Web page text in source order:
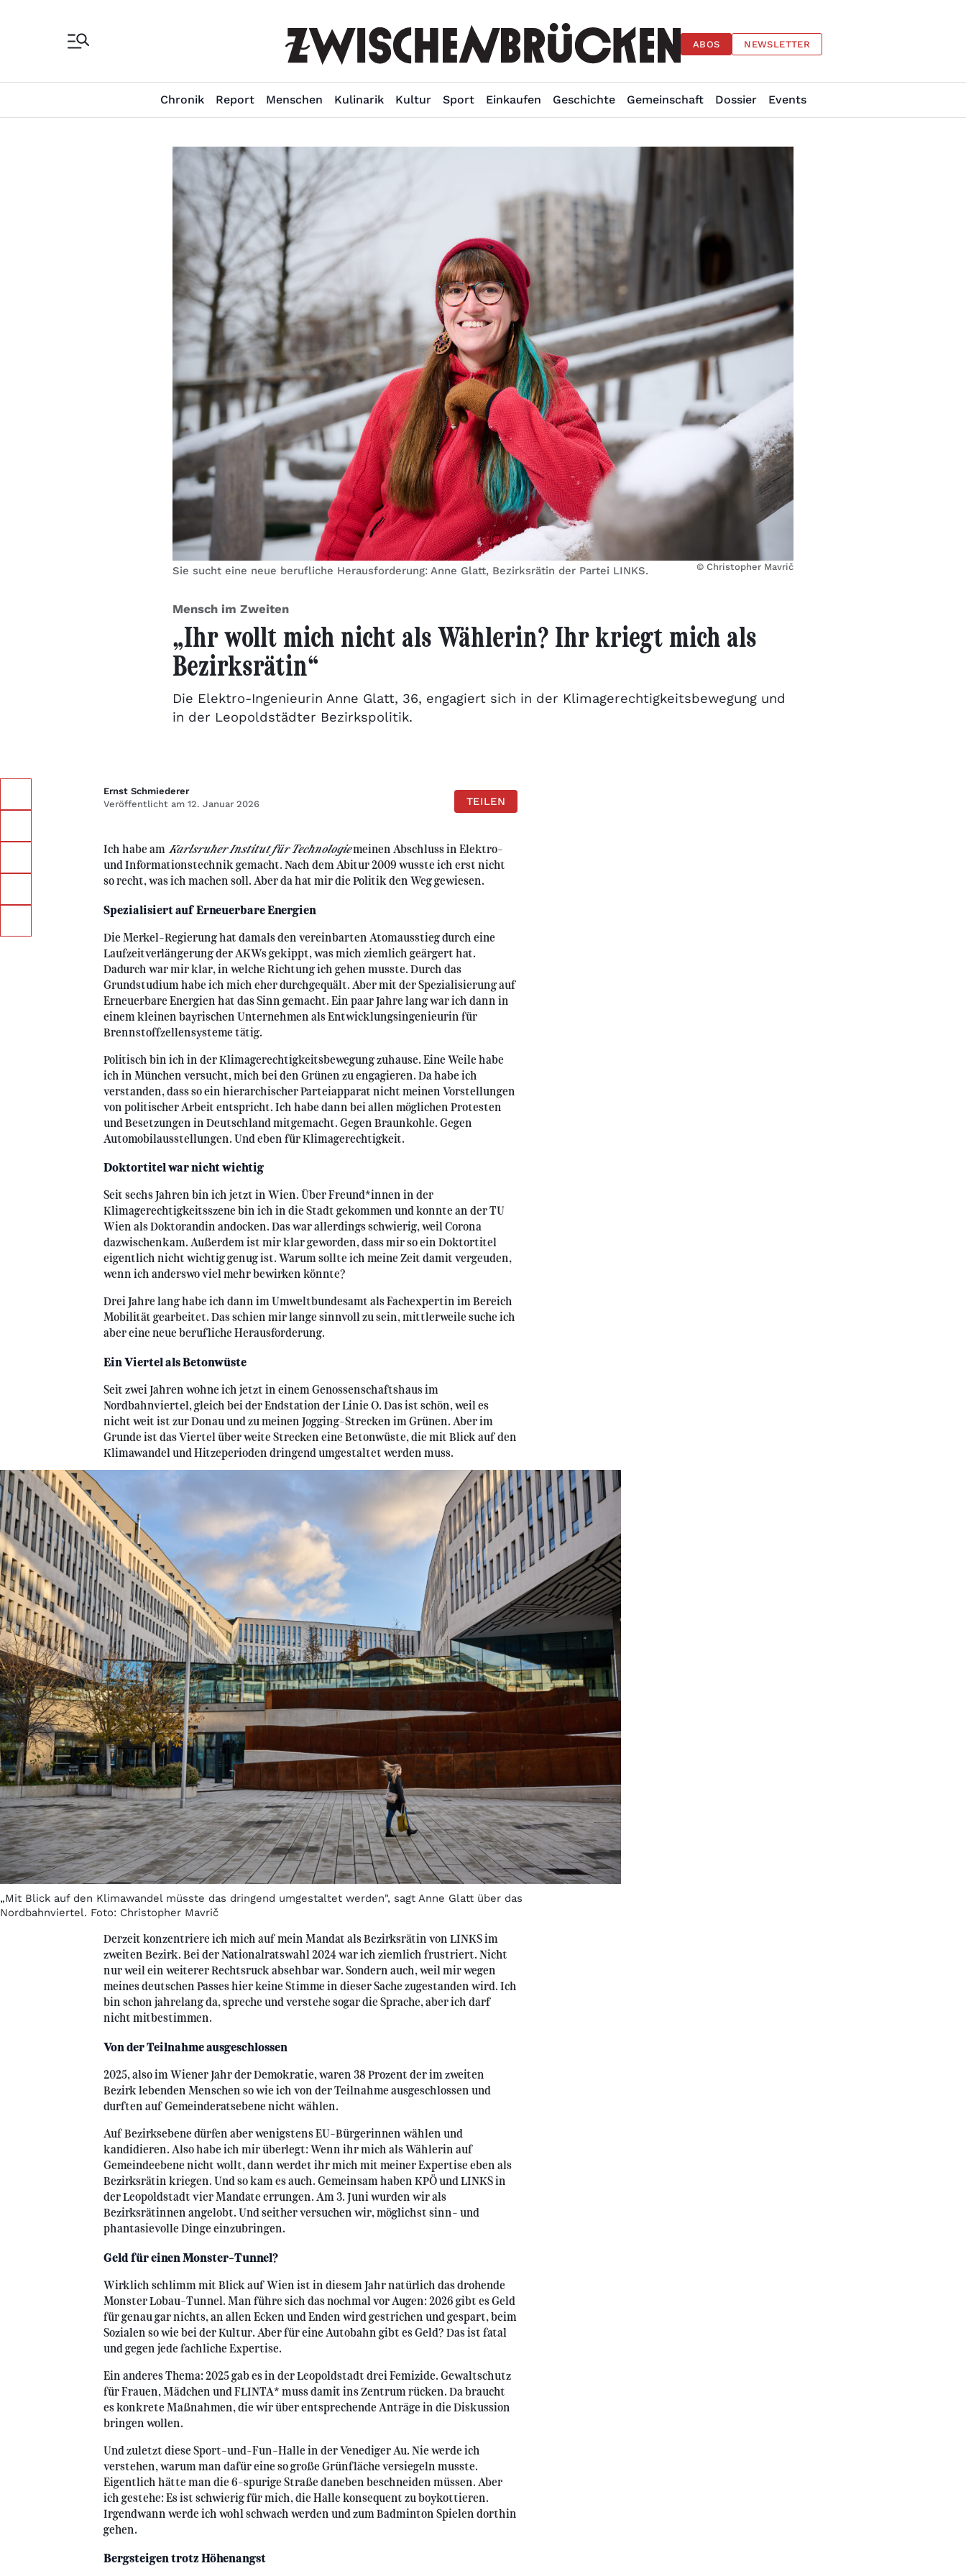
ABOS NEWSLETTER
Chronik Report Menschen Kulinarik Kultur Sport Einkaufen Geschichte Gemeinschaft Dossier Events
Sie sucht eine neue berufliche Herausforderung: Anne Glatt, Bezirksrätin der Partei LINKS. © Christopher Mavrič
Mensch im Zweiten
„Ihr wollt mich nicht als Wählerin? Ihr kriegt mich als
Bezirksrätin“
Die Elektro-Ingenieurin Anne Glatt, 36, engagiert sich in der Klimagerechtigkeitsbewegung und
in der Leopoldstädter Bezirkspolitik.
Ernst Schmiederer
Veröffentlicht am 12. Januar 2026
TEILEN
Ich habe am Karlsruher Institut für Technologiemeinen Abschluss in Elektro-
und Informationstechnik gemacht. Nach dem Abitur 2009 wusste ich erst nicht
so recht, was ich machen soll. Aber da hat mir die Politik den Weg gewiesen.
Spezialisiert auf Erneuerbare Energien
Die Merkel-Regierung hat damals den vereinbarten Atomausstieg durch eine
Laufzeitverlängerung der AKWs gekippt, was mich ziemlich geärgert hat.
Dadurch war mir klar, in welche Richtung ich gehen musste. Durch das
Grundstudium habe ich mich eher durchgequält. Aber mit der Spezialisierung auf
Erneuerbare Energien hat das Sinn gemacht. Ein paar Jahre lang war ich dann in
einem kleinen bayrischen Unternehmen als Entwicklungsingenieurin für
Brennstoffzellensysteme tätig.
Politisch bin ich in der Klimagerechtigkeitsbewegung zuhause. Eine Weile habe
ich in München versucht, mich bei den Grünen zu engagieren. Da habe ich
verstanden, dass so ein hierarchischer Parteiapparat nicht meinen Vorstellungen
von politischer Arbeit entspricht. Ich habe dann bei allen möglichen Protesten
und Besetzungen in Deutschland mitgemacht. Gegen Braunkohle. Gegen
Automobilausstellungen. Und eben für Klimagerechtigkeit.
Doktortitel war nicht wichtig
Seit sechs Jahren bin ich jetzt in Wien. Über Freund*innen in der
Klimagerechtigkeitsszene bin ich in die Stadt gekommen und konnte an der TU
Wien als Doktorandin andocken. Das war allerdings schwierig, weil Corona
dazwischenkam. Außerdem ist mir klar geworden, dass mir so ein Doktortitel
eigentlich nicht wichtig genug ist. Warum sollte ich meine Zeit damit vergeuden,
wenn ich anderswo viel mehr bewirken könnte?
Drei Jahre lang habe ich dann im Umweltbundesamt als Fachexpertin im Bereich
Mobilität gearbeitet. Das schien mir lange sinnvoll zu sein, mittlerweile suche ich
aber eine neue berufliche Herausforderung.
Ein Viertel als Betonwüste
Seit zwei Jahren wohne ich jetzt in einem Genossenschaftshaus im
Nordbahnviertel, gleich bei der Endstation der Linie O. Das ist schön, weil es
nicht weit ist zur Donau und zu meinen Jogging-Strecken im Grünen. Aber im
Grunde ist das Viertel über weite Strecken eine Betonwüste, die mit Blick auf den
Klimawandel und Hitzeperioden dringend umgestaltet werden muss.
„Mit Blick auf den Klimawandel müsste das dringend umgestaltet werden", sagt Anne Glatt über das
Nordbahnviertel. Foto: Christopher Mavrič
Derzeit konzentriere ich mich auf mein Mandat als Bezirksrätin von LINKS im
zweiten Bezirk. Bei der Nationalratswahl 2024 war ich ziemlich frustriert. Nicht
nur weil ein weiterer Rechtsruck absehbar war. Sondern auch, weil mir wegen
meines deutschen Passes hier keine Stimme in dieser Sache zugestanden wird. Ich
bin schon jahrelang da, spreche und verstehe sogar die Sprache, aber ich darf
nicht mitbestimmen.
Von der Teilnahme ausgeschlossen
2025, also im Wiener Jahr der Demokratie, waren 38 Prozent der im zweiten
Bezirk lebenden Menschen so wie ich von der Teilnahme ausgeschlossen und
durften auf Gemeinderatsebene nicht wählen.
Auf Bezirksebene dürfen aber wenigstens EU-Bürgerinnen wählen und
kandidieren. Also habe ich mir überlegt: Wenn ihr mich als Wählerin auf
Gemeindeebene nicht wollt, dann werdet ihr mich mit meiner Expertise eben als
Bezirksrätin kriegen. Und so kam es auch. Gemeinsam haben KPÖ und LINKS in
der Leopoldstadt vier Mandate errungen. Am 3. Juni wurden wir als
Bezirksrätinnen angelobt. Und seither versuchen wir, möglichst sinn- und
phantasievolle Dinge einzubringen.
Geld für einen Monster-Tunnel?
Wirklich schlimm mit Blick auf Wien ist in diesem Jahr natürlich das drohende
Monster Lobau-Tunnel. Man führe sich das nochmal vor Augen: 2026 gibt es Geld
für genau gar nichts, an allen Ecken und Enden wird gestrichen und gespart, beim
Sozialen so wie bei der Kultur. Aber für eine Autobahn gibt es Geld? Das ist fatal
und gegen jede fachliche Expertise.
Ein anderes Thema: 2025 gab es in der Leopoldstadt drei Femizide. Gewaltschutz
für Frauen, Mädchen und FLINTA* muss damit ins Zentrum rücken. Da braucht
es konkrete Maßnahmen, die wir über entsprechende Anträge in die Diskussion
bringen wollen.
Und zuletzt diese Sport-und-Fun-Halle in der Venediger Au. Nie werde ich
verstehen, warum man dafür eine so große Grünfläche versiegeln musste.
Eigentlich hätte man die 6-spurige Straße daneben beschneiden müssen. Aber
ich gestehe: Es ist schwierig für mich, die Halle konsequent zu boykottieren.
Irgendwann werde ich wohl schwach werden und zum Badminton Spielen dorthin
gehen.
Bergsteigen trotz Höhenangst